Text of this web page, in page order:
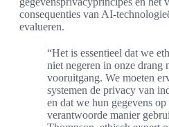
consequenties van AI-
evalueren.
“Het is essentieel dat we
niet negeren in onze drang
vooruitgang. We moeten
systemen de privacy van
en dat we hun gegevens
verantwoorde manier